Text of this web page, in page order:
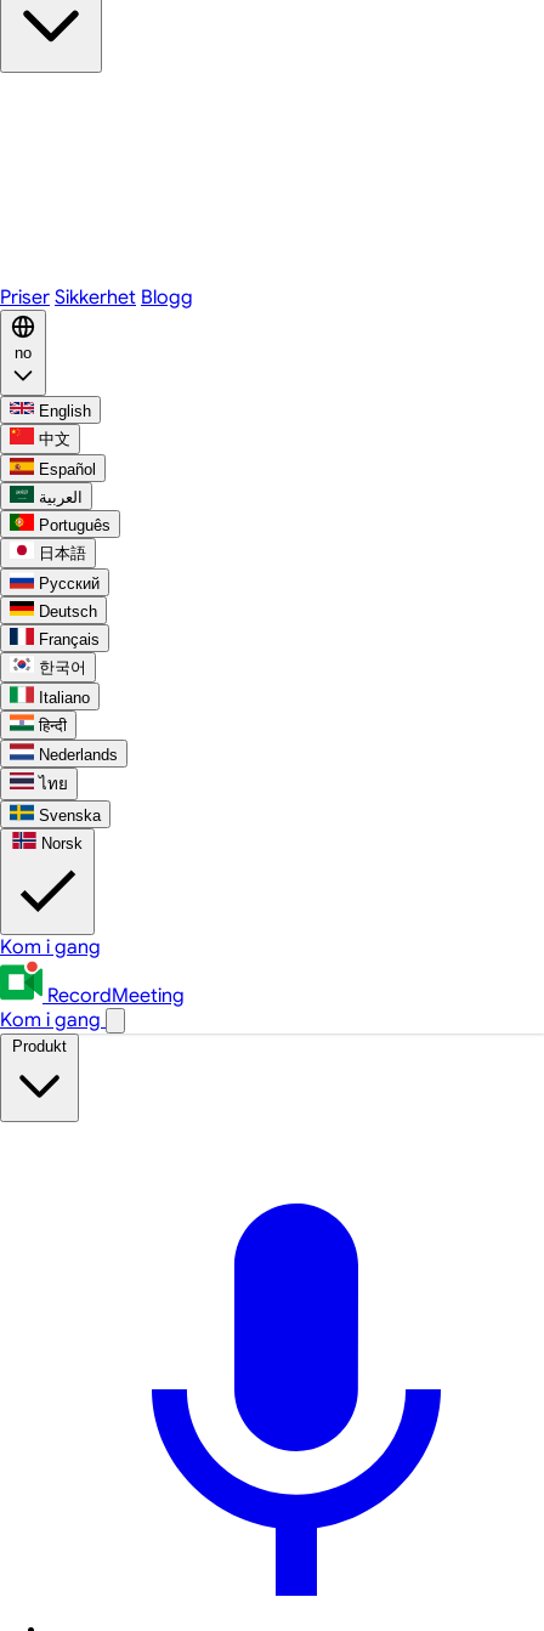
Priser Sikkerhet Blogg
no
English
中文
Español
العربية
Português
日本語
Русский
Deutsch
Français
한국어
Italiano
हिन्दी
Nederlands
ไทย
Svenska
Norsk
Kom i gang
RecordMeeting
Kom i gang